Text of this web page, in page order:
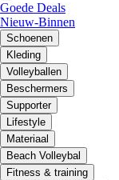
Goede Deals
Nieuw-Binnen
Schoenen
Kleding
Volleyballen
Beschermers
Supporter
Lifestyle
Materiaal
Beach Volleybal
Fitness & training